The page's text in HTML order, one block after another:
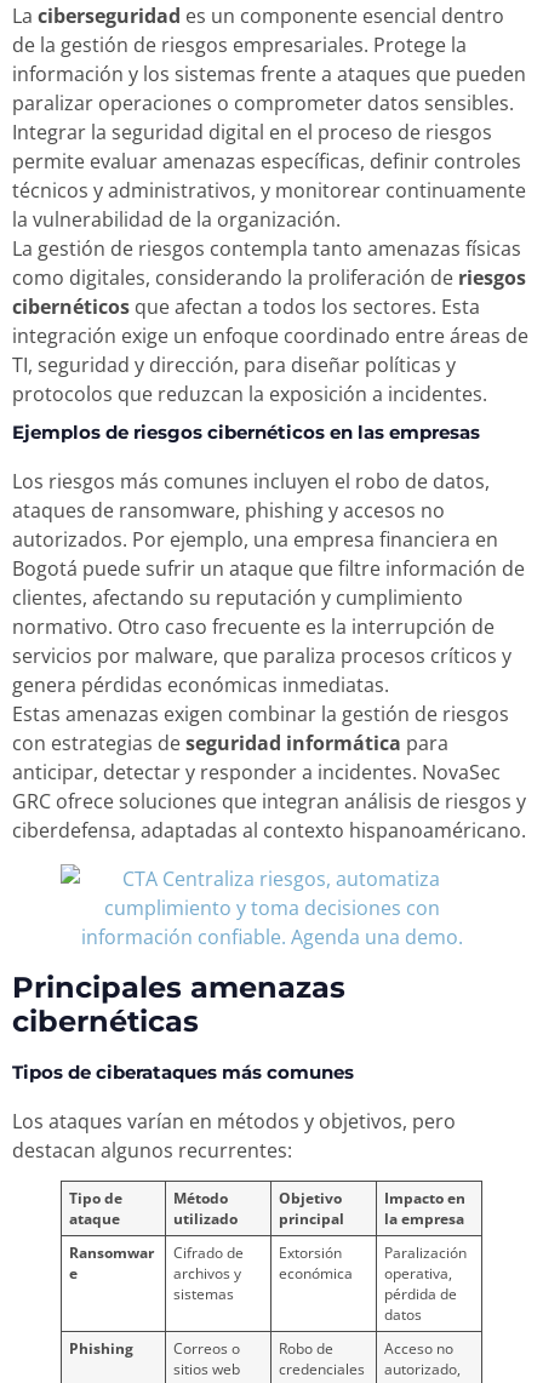
La ciberseguridad es un componente esencial dentro
de la gestión de riesgos empresariales. Protege la
información y los sistemas frente a ataques que pueden
paralizar operaciones o comprometer datos sensibles.
Integrar la seguridad digital en el proceso de riesgos
permite evaluar amenazas específicas, definir controles
técnicos y administrativos, y monitorear continuamente
la vulnerabilidad de la organización.
La gestión de riesgos contempla tanto amenazas físicas
como digitales, considerando la proliferación de riesgos
cibernéticos que afectan a todos los sectores. Esta
integración exige un enfoque coordinado entre áreas de
TI, seguridad y dirección, para diseñar políticas y
protocolos que reduzcan la exposición a incidentes.
Ejemplos de riesgos cibernéticos en las empresas
Los riesgos más comunes incluyen el robo de datos,
ataques de ransomware, phishing y accesos no
autorizados. Por ejemplo, una empresa financiera en
Bogotá puede sufrir un ataque que filtre información de
clientes, afectando su reputación y cumplimiento
normativo. Otro caso frecuente es la interrupción de
servicios por malware, que paraliza procesos críticos y
genera pérdidas económicas inmediatas.
Estas amenazas exigen combinar la gestión de riesgos
con estrategias deseguridad informática para
anticipar, detectar y responder a incidentes. NovaSec
GRC ofrece soluciones que integran análisis de riesgos y
ciberdefensa, adaptadas al contexto hispanoaméricano.
Principales amenazas
cibernéticas
Tipos de ciberataques más comunes
Los ataques varían en métodos y objetivos, pero
destacan algunos recurrentes:
Tipo de
ataque
Método
utilizado
Objetivo
principal
Impacto en
la empresa
Ransomwar
e
Cifrado de
archivos y
sistemas
Extorsión
económica
Paralización
operativa,
pérdida de
datos
Phishing
Correos o
sitios web
Robo de
credenciales
Acceso no
autorizado,